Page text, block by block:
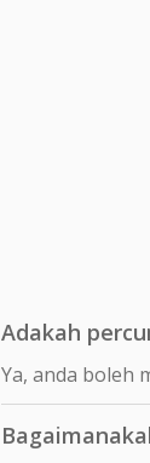
Adakah
Ya, anda boleh